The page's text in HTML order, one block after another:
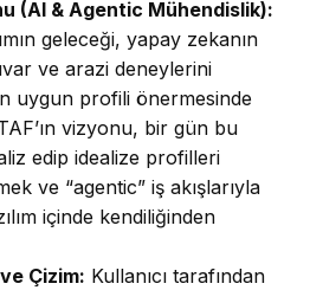
(AI & Agentic Mühendislik):
geleceği, yapay zekanın
ve arazi deneylerini
uygun profili önermesinde
vizyonu, bir gün bu
edip idealize profilleri
ve “agentic” iş akışlarıyla
içinde kendiliğinden
Çizim: Kullanıcı tarafından